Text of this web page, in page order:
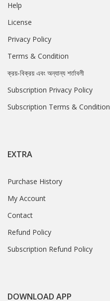
Help
License
Privacy Policy
Terms & Condition
ক্রয়-বিক্রয় এবং অন্যান্য শর্তাবলী
Subscription Privacy Policy
Subscription Terms & Condition
EXTRA
Purchase History
My Account
Contact
Refund Policy
Subscription Refund Policy
DOWNLOAD APP